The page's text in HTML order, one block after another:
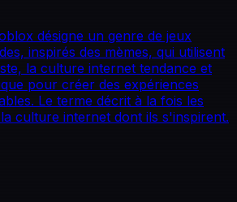
désigne un genre de jeux
inspirés des mèmes, qui utilisent
la culture internet tendance et
pour créer des expériences
Le terme décrit à la fois les
culture internet dont ils s'inspirent.